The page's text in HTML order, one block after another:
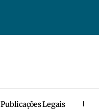
Publicações Legais